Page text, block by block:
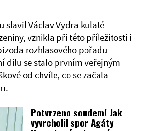
slavil Václav Vydra kulaté
vznikla při této příležitosti i
rozhlasového pořadu
dílu se stalo prvním veřejným
od chvíle, co se začala
Potvrzeno soudem! Jak
vyvrcholil spor Agáty